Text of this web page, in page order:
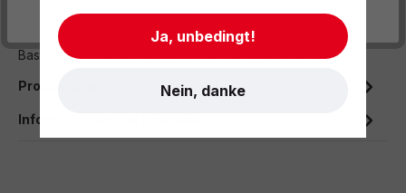
Beschreibung
Bastelfedern für vielseitige Verwendungszwecke.
Produktdaten
Informationen und Hinweise
- Impressum - AGB - Datenschutz
Ja, unbedingt!
Nein, danke